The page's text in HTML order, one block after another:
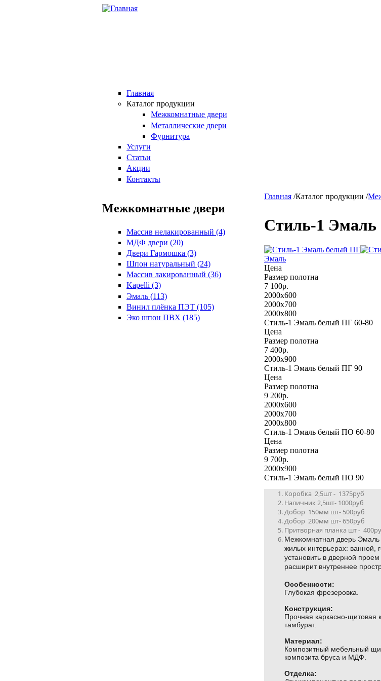
Перейти к основному содержанию
Главная
Каталог продукции
Межкомнатные двери
Металлические двери
Фурнитура
Услуги
Статьи
Акции
Контакты
Межкомнатные двери
Массив нелакированный (4)
МДФ двери (20)
Двери Гармошка (3)
Шпон натуральный (24)
Массив лакированный (36)
Kapelli (3)
Эмаль (113)
Винил плёнка ПЭТ (105)
Эко шпон ПВХ (185)
Главная /Каталог продукции /
Стиль-1
Эмаль
Цена
Размер полотна
7 100р.
2000x600
2000x700
2000x800
Стиль-1 Эмаль белый ПГ 60-80
Цена
Размер полотна
7 400р.
2000x900
Стиль-1 Эмаль белый ПГ 90
Цена
Размер полотна
9 200р.
2000x600
2000x700
2000x800
Стиль-1 Эмаль белый ПО 60-80
Цена
Размер полотна
9 700р.
2000x900
Стиль-1 Эмаль белый ПО 90
Коробка 2,5шт - 1375руб
Наличник 2,5шт- 1000руб
Добор 150мм шт- 500руб
Добор 200мм шт- 650руб
Притворная планка шт -
Межкомнатная дверь Эмаль
жилых интерьерах: ванной,
установить в дверной
расширит внутреннее
Особенности:
Глубокая фрезеровка.
Конструкция:
Прочная каркасно-щитовая
тамбурат.
Материал:
Композитный мебельный
композита бруса и МДФ.
Отделка: